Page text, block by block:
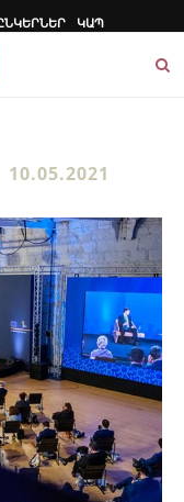
ԿԱՊ